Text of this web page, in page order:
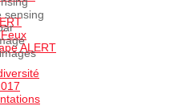
ALERT
sensing